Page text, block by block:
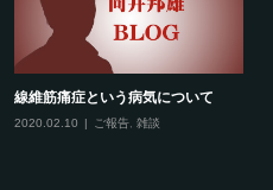
線維筋痛症という病気について
2020.02.10 ご報告, 雑談